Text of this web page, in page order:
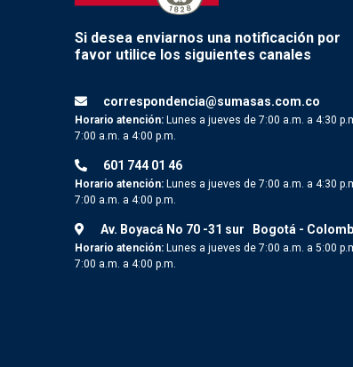
Si desea enviarnos una notificación por
favor utilice los siguientes canales
correspondencia@sumasas.com.co
Horario atención: Lunes a jueves de 7:00 a.m. a 4:30
7:00 a.m. a 4:00 p.m.
601 744 01 46
Horario atención: Lunes a jueves de 7:00 a.m. a 4:30
7:00 a.m. a 4:00 p.m.
Av. Boyacá No 70 -31 sur Bogotá -
Horario atención: Lunes a jueves de 7:00 a.m. a 5:00
7:00 a.m. a 4:00 p.m.